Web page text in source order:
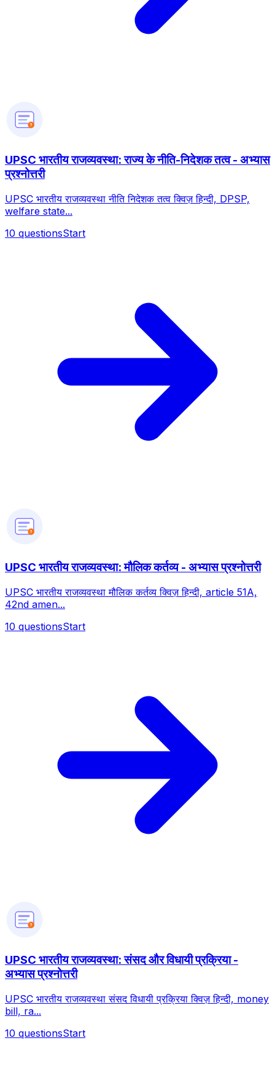
?
UPSC भारतीय राजव्यवस्था: राज्य के नीति-निदेशक तत्व - अभ्यास
प्रश्नोत्तरी
UPSC भारतीय राजव्यवस्था नीति निदेशक तत्व क्विज़ हिन्दी, DPSP,
welfare state...
10 questionsStart
?
UPSC भारतीय राजव्यवस्था: मौलिक कर्तव्य - अभ्यास प्रश्नोत्तरी
UPSC भारतीय राजव्यवस्था मौलिक कर्तव्य क्विज़ हिन्दी, article 51A,
42nd amen...
10 questionsStart
?
UPSC भारतीय राजव्यवस्था: संसद और विधायी प्रक्रिया -
अभ्यास प्रश्नोत्तरी
UPSC भारतीय राजव्यवस्था संसद विधायी प्रक्रिया क्विज़ हिन्दी, money
bill, ra...
10 questionsStart